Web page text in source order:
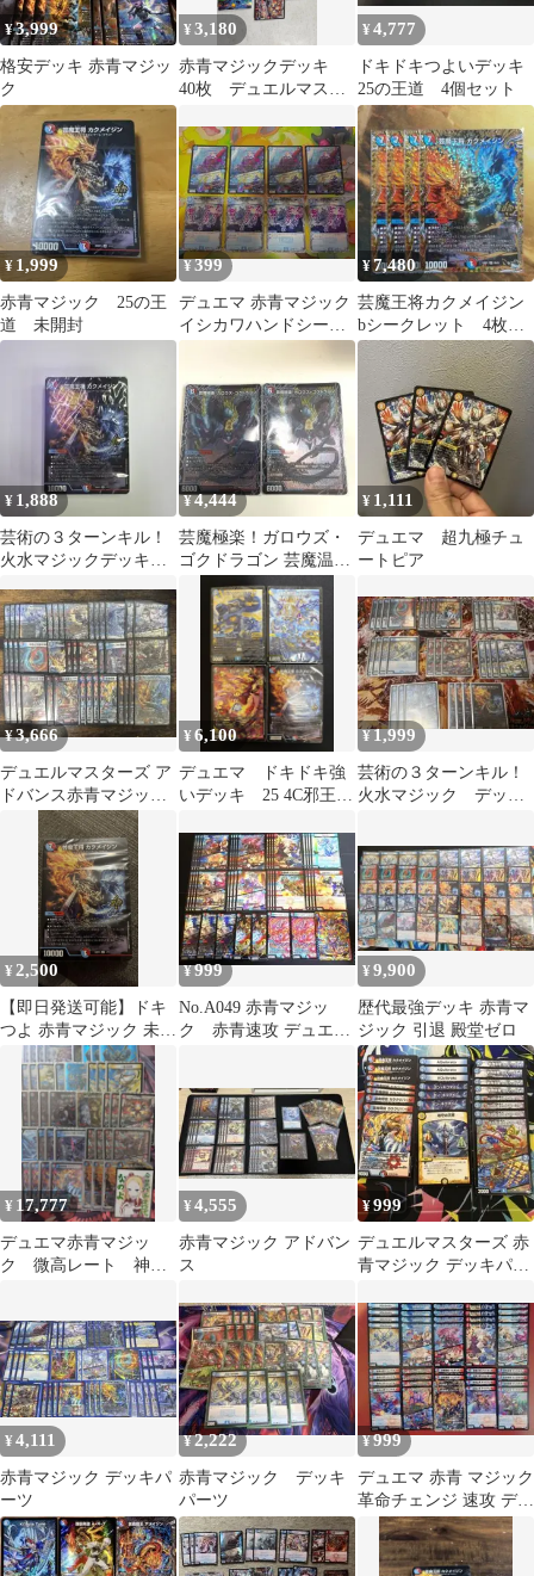
¥3,999
格安デッキ 赤青マジッ
ク
¥3,180
赤青マジックデッキ
40枚 デュエルマスタ
¥4,777
ドキドキつよいデッキ
25の王道 4個セット
¥ 1,999
赤青マジック 25の王
道 未開封
¥399
デュエマ 赤青マジック
イシカワハンドシーカ
ー なぜ離れどこへ行く
¥7,480
芸魔王将カクメイジン
bシークレット 4枚セ
ット
¥ 1,888
芸術の３ターンキル！
火水マジックデッキ
メイジン ドキつよ
¥4,444
芸魔極楽！ガロウズ・
ゴクドラゴン 芸魔温
泉！オンセン・ガロウ
¥ 1,111
デュエマ 超九極チュ
ートピア
¥3,666
デュエルマスターズ ア
ドバンス赤青マジック
デッキパーツセット
¥6,100
デュエマ ドキドキ強
いデッキ 25 4C邪王門
未開封 など
¥1,999
芸術の３ターンキル！
火水マジック デッキ
¥ 2,500
【即日発送可能】ドキ
つよ 赤青マジック 未開
¥999
No.A049 赤青マジッ
ク 赤青速攻 デュエマ
¥9,900
歴代最強デッキ 赤青マ
ジック 引退 殿堂ゼロ
¥ 17,777
デュエマ赤青マジッ
ク 微高レート 神ア
¥4,555
赤青マジック アドバン
ス
¥999
デュエルマスターズ 赤
青マジック デッキパー
¥4,111
赤青マジック デッキパ
ーツ
¥2,222
赤青マジック デッキ
パーツ
¥999
デュエマ 赤青 マジック
革命チェンジ 速攻 デッ